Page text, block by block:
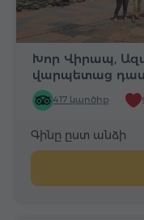
Խոր Վիրապ,
վարպետաց
417 կարծիք
Գինը ըստ անձի